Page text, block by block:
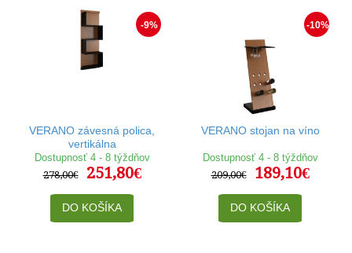
-9%
VERANO závesná polica,
vertikálna
Dostupnosť 4 - 8 týždňov
278,00€
251,80€
DO KOŠÍKA
-10%
VERANO stojan na víno
Dostupnosť 4 - 8 týždňov
209,00€
189,10€
DO KOŠÍKA